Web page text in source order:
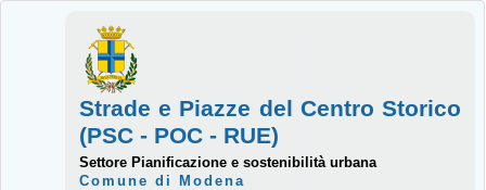
Strade e Piazze del Centro Storico
(PSC - POC - RUE)
Settore Pianificazione e sostenibilità urbana
Comune di Modena